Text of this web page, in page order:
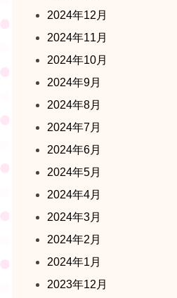
2024年12月
2024年11月
2024年10月
2024年9月
2024年8月
2024年7月
2024年6月
2024年5月
2024年4月
2024年3月
2024年2月
2024年1月
2023年12月